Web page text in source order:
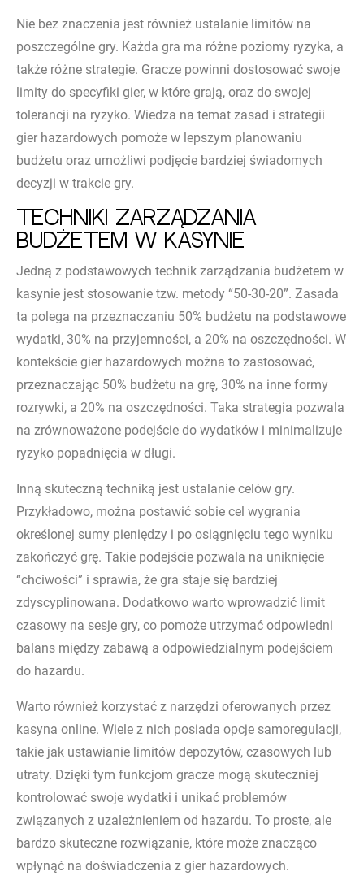
Nie bez znaczenia jest również ustalanie limitów na
poszczególne gry. Każda gra ma różne poziomy ryzyka, a
także różne strategie. Gracze powinni dostosować swoje
limity do specyfiki gier, w które grają, oraz do swojej
tolerancji na ryzyko. Wiedza na temat zasad i strategii
gier hazardowych pomoże w lepszym planowaniu
budżetu oraz umożliwi podjęcie bardziej świadomych
decyzji w trakcie gry.
Techniki zarządzania
budżetem w kasynie
Jedną z podstawowych technik zarządzania budżetem w
kasynie jest stosowanie tzw. metody “50-30-20”. Zasada
ta polega na przeznaczaniu 50% budżetu na podstawowe
wydatki, 30% na przyjemności, a 20% na oszczędności. W
kontekście gier hazardowych można to zastosować,
przeznaczając 50% budżetu na grę, 30% na inne formy
rozrywki, a 20% na oszczędności. Taka strategia pozwala
na zrównoważone podejście do wydatków i minimalizuje
ryzyko popadnięcia w długi.
Inną skuteczną techniką jest ustalanie celów gry.
Przykładowo, można postawić sobie cel wygrania
określonej sumy pieniędzy i po osiągnięciu tego wyniku
zakończyć grę. Takie podejście pozwala na uniknięcie
“chciwości” i sprawia, że gra staje się bardziej
zdyscyplinowana. Dodatkowo warto wprowadzić limit
czasowy na sesje gry, co pomoże utrzymać odpowiedni
balans między zabawą a odpowiedzialnym podejściem
do hazardu.
Warto również korzystać z narzędzi oferowanych przez
kasyna online. Wiele z nich posiada opcje samoregulacji,
takie jak ustawianie limitów depozytów, czasowych lub
utraty. Dzięki tym funkcjom gracze mogą skuteczniej
kontrolować swoje wydatki i unikać problemów
związanych z uzależnieniem od hazardu. To proste, ale
bardzo skuteczne rozwiązanie, które może znacząco
wpłynąć na doświadczenia z gier hazardowych.